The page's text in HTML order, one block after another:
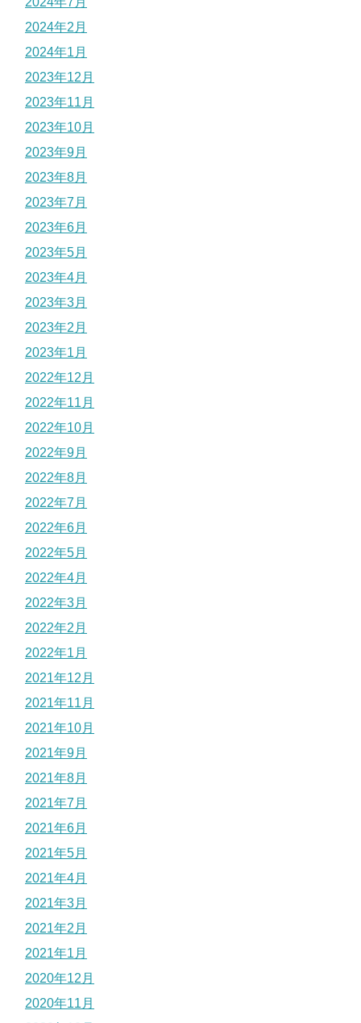
2024年2月
2024年1月
2023年12月
2023年11月
2023年10月
2023年9月
2023年8月
2023年7月
2023年6月
2023年5月
2023年4月
2023年3月
2023年2月
2023年1月
2022年12月
2022年11月
2022年10月
2022年9月
2022年8月
2022年7月
2022年6月
2022年5月
2022年4月
2022年3月
2022年2月
2022年1月
2021年12月
2021年11月
2021年10月
2021年9月
2021年8月
2021年7月
2021年6月
2021年5月
2021年4月
2021年3月
2021年2月
2021年1月
2020年12月
2020年11月